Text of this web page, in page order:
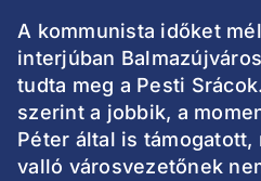
A kommunista időket
interjúban
tudta meg a Pesti
szerint a jobbik, a
Péter által is
valló városvezetőnek